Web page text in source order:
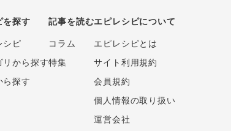
を探す
シピ
リから探す
ら探す
記事を読む
コラム
特集
エピレシピについて
エピレシピとは
サイト利用規約
会員規約
個人情報の取り扱い
運営会社